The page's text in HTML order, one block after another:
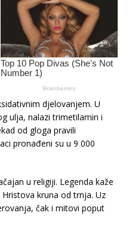
djelovanjem. U
ulja, nalazi trimetilamin i
od gloga pravili
pronađeni su u 9 000
u religiji. Legenda kaže
kruna od trnja. Uz
čak i mitovi poput